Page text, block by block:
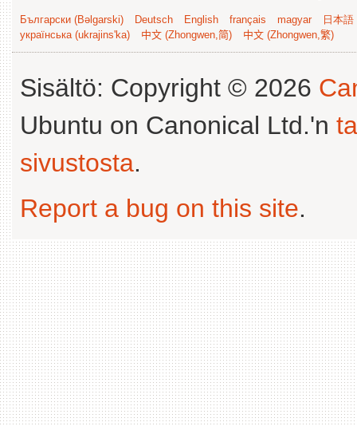
Български (Bəlgarski) Deutsch English français magyar
日本
українська (ukrajins'ka)
中文 (Zhongwen,简) 中文 (Zhongwen,繁)
Sisältö: Copyright © 2026
Ubuntu on Canonical Ltd.'n
sivustosta.
Report a bug on this site.